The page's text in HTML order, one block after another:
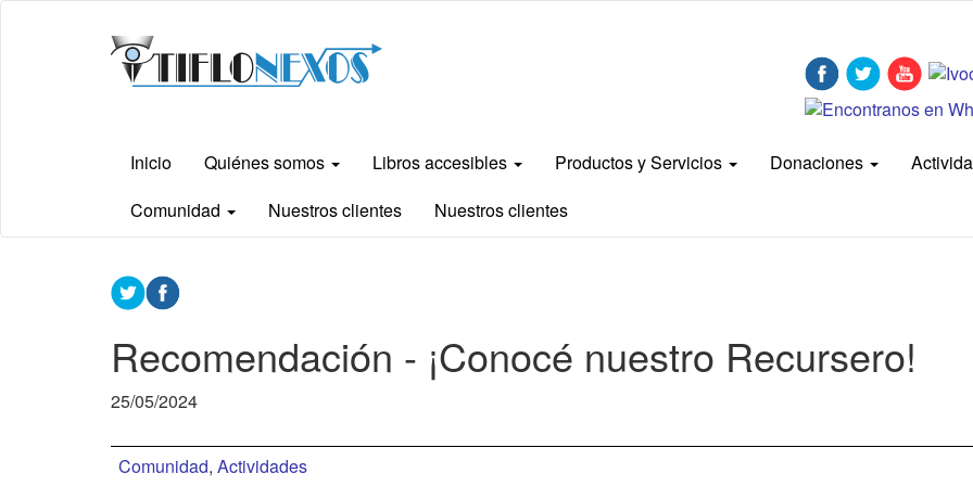
Inicio Quiénes somos Libros accesibles Productos y Servicios Donaciones
Comunidad
Nuestros clientes Nuestros clientes
Contenido
principal
Recomendación - ¡Conocé nuestro Recursero!
25/05/2024
Comunidad, Actividades